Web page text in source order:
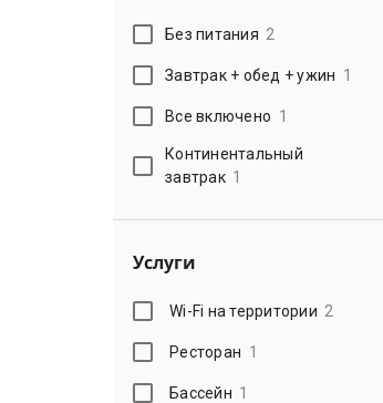
Без питания 2
Завтрак + обед + ужин 1
Все включено 1
Континентальный
завтрак 1
Услуги
Wi-Fi на территории 2
Ресторан 1
Бассейн 1